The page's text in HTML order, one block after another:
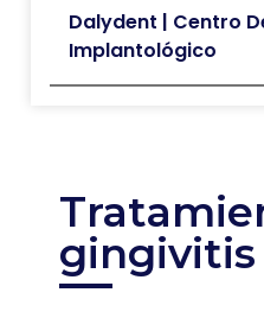
Dalydent | Centro
Implantológico
gingivitis